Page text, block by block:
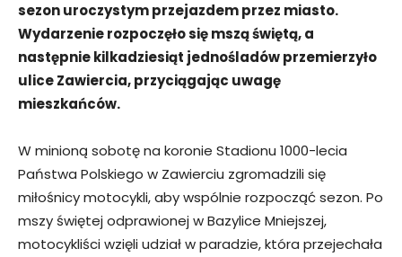
sezon uroczystym przejazdem przez miasto.
Wydarzenie rozpoczęło się mszą świętą, a
następnie kilkadziesiąt jednośladów przemierzyło
ulice Zawiercia, przyciągając uwagę
mieszkańców.
W minioną sobotę na koronie Stadionu 1000-lecia
Państwa Polskiego w Zawierciu zgromadzili się
miłośnicy motocykli, aby wspólnie rozpocząć sezon. Po
mszy świętej odprawionej w Bazylice Mniejszej,
motocykliści wzięli udział w paradzie, która przejechała